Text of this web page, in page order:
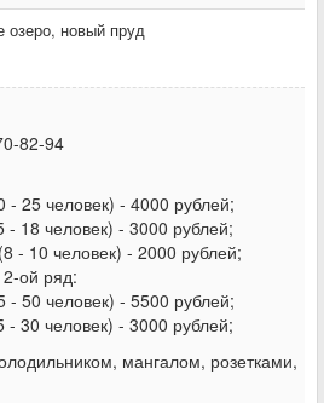
озеро, новый пруд
82-94
- 25 человек) - 4000 рублей;
18 человек) - 3000 рублей;
- 10 человек) - 2000 рублей;
ой ряд:
- 50 человек) - 5500 рублей;
30 человек) - 3000 рублей;
мангалом, розетками,